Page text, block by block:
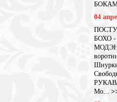
04
БОХО -
Мо...